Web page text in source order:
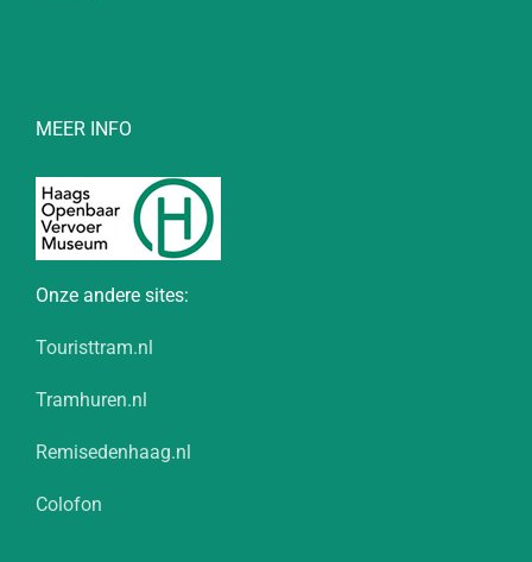
MEER INFO
Onze andere sites:
Touristtram.nl
Tramhuren.nl
Remisedenhaag.nl
Colofon